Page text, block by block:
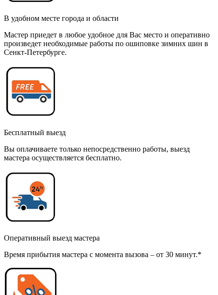
В удобном месте города и области
Мастер приедет в любое удобное для Вас место и оперативно
произведет необходимые работы по ошиповке зимних шин в
Сенкт-Петербурге.
Бесплатный выезд
Вы оплачиваете только непосредственно работы, выезд
мастера осуществляется бесплатно.
Оперативный выезд мастера
Время прибытия мастера с момента вызова – от 30 минут.*